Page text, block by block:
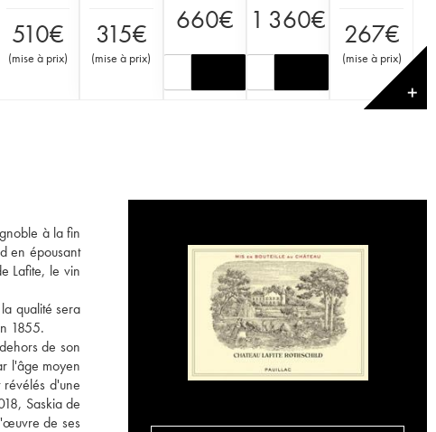
510€
(mise à prix)
315€
(mise à prix)
660€ 1 360€ 267€
(mise à prix)
✕
à la fin
en épousant
Lafite, le vin
qualité sera
1855.
de son
l'âge moyen
d'une
Saskia de
de ses